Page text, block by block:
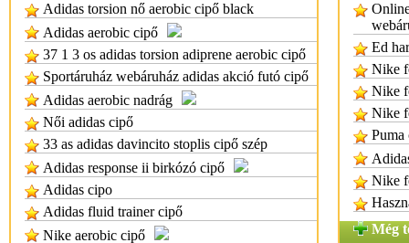
Adidas torsion nő aerobic cipő black
Adidas aerobic cipő
37 1 3 os adidas torsion adiprene aerobic cipő
Sportáruház webáruház adidas akció futó cipő
Adidas aerobic nadrág
Női adidas cipő
33 as adidas davincito stoplis cipő szép
Adidas response ii birkózó cipő
Adidas cipo
Adidas fluid trainer cipő
Nike aerobic cipő
Ed
Nike
Nike
Nike
Puma
Nike
Még